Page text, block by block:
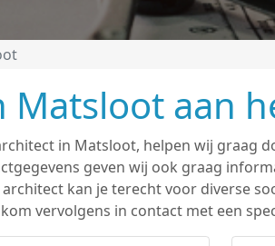
aan
in Matsloot, helpen wij graag
geven wij ook graag
kan je terecht voor diverse
vervolgens in contact met een